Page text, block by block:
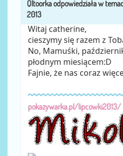
Witaj catherine,
cieszymy się razem z
No, Mamuśki,
płodnym miesiącem:D
Fajnie, że nas coraz
pokazywarka.pl/lipcowki2013/